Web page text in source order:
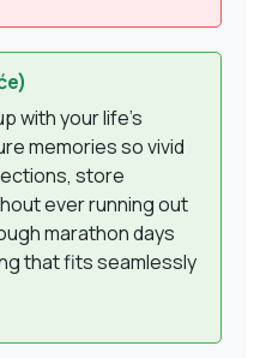
with your life's
memories so vivid
store
ever running out
marathon days
that fits seamlessly